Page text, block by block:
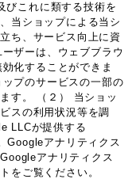
びこれに類する技術を
当ショップによる当シ
ち、サービス向上に資
ザーは、ウェブブラウ
化することができま
プのサービスの一部の
す。 （２） 当ショッ
スの利用状況等を調
LLCが提供する
Googleアナリティクス
アナリティクス
をご覧ください。